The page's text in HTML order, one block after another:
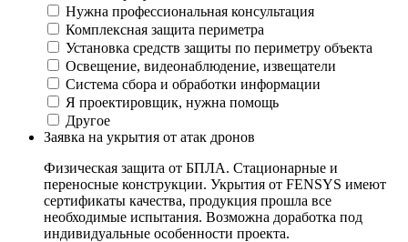
Нужна профессиональная консультация
Комплексная защита периметра
Установка средств защиты по периметру объекта
Освещение, видеонаблюдение, извещатели
Система сбора и обработки информации
Я проектировщик, нужна помощь
Другое
Заявка на укрытия от атак дронов
Физическая защита от БПЛА. Стационарные и
переносные конструкции. Укрытия от FENSYS имеют
сертификаты качества, продукция прошла все
необходимые испытания. Возможна доработка под
индивидуальные особенности проекта.